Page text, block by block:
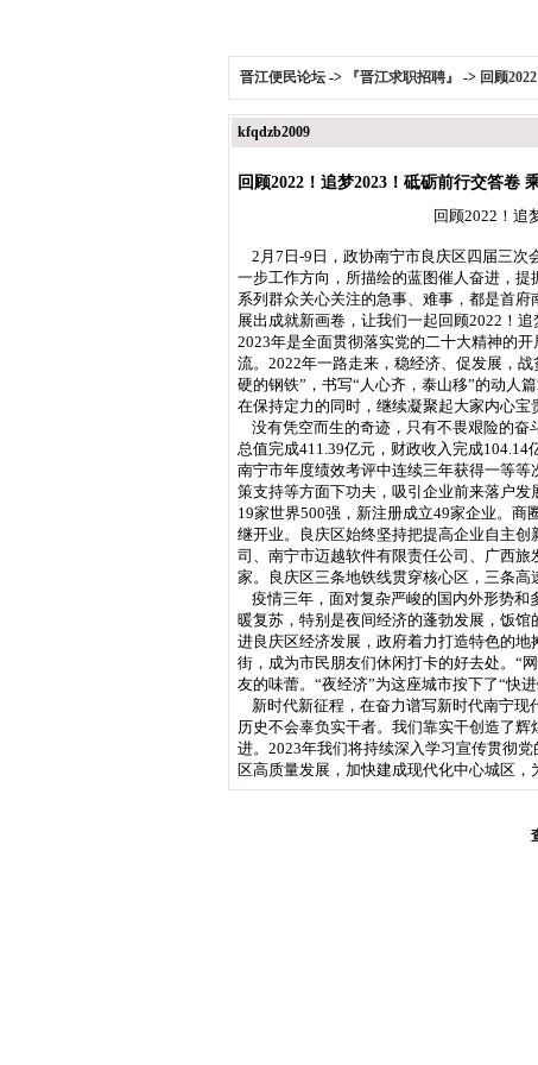
晋江便民论坛 -> 『晋江求职招聘』 -> 回顾
kfqdzb2009
回顾2022！追梦2023！砥砺前行交答卷
回顾2022！追梦2023！砥
2月7日-9日，政协南宁市良庆区四届三次
一步工作方向，所描绘的蓝图催人奋进，
系列群众关心关注的急事、难事，都是首
展出成就新画卷，让我们一起回顾2022！
2023年是全面贯彻落实党的二十大精神的
流。2022年一路走来，稳经济、促发展，
硬的钢铁”，书写“人心齐，泰山移”的动人
在保持定力的同时，继续凝聚起大家内心宝
没有凭空而生的奇迹，只有不畏艰险的奋
总值完成411.39亿元，财政收入完成
南宁市年度绩效考评中连续三年获得一等
策支持等方面下功夫，吸引企业前来落户
19家世界500强，新注册成立49家企业。
继开业。良庆区始终坚持把提高企业自主
司、南宁市迈越软件有限责任公司、广西
家。良庆区三条地铁线贯穿核心区，三条高
疫情三年，面对复杂严峻的国内外形势和
暖复苏，特别是夜间经济的蓬勃发展，饭
进良庆区经济发展，政府着力打造特色的
街，成为市民朋友们休闲打卡的好去处。“
友的味蕾。“夜经济”为这座城市按下了“快
新时代新征程，在奋力谱写新时代南宁现
历史不会辜负实干者。我们靠实干创造了
进。2023年我们将持续深入学习宣传贯彻
区高质量发展，加快建成现代化中心城区